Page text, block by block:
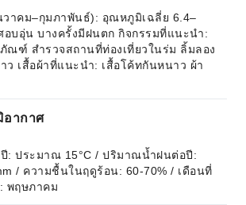
าคม–กุมภาพันธ์): อุณหภูมิเฉลี่ย 6.4–
อบอุ่น บางครั้งมีฝนตก กิจกรรมที่แนะนำ:
ณฑ์ สำรวจสถานที่ท่องเที่ยวในร่ม ลิ้มลอง
ว เสื้อผ้าที่แนะนำ: เสื้อโค้ทกันหนาว ผ้า
อากาศ
: ประมาณ 15°C / ปริมาณน้ำฝนต่อปี:
/ ความชื้นในฤดูร้อน: 60-70% / เดือนที่
พฤษภาคม